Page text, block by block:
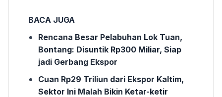
BACA JUGA
Rencana Besar Pelabuhan Lok Tuan,
Bontang: Disuntik Rp300 Miliar, Siap
jadi Gerbang Ekspor
Cuan Rp29 Triliun dari Ekspor Kaltim,
Sektor Ini Malah Bikin Ketar-ketir